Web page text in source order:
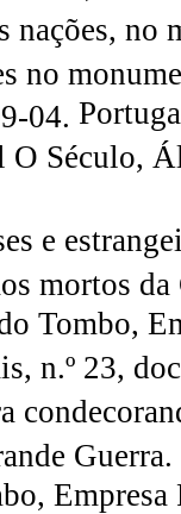
nações, no
no
04.
O Século,
e
mortos
Tombo,
n.º 23,